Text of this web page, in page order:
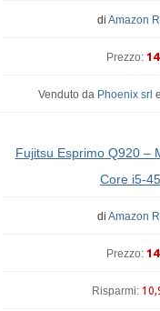
di Amazon
Prezzo:
Venduto da Phoenix srl e
Fujitsu Esprimo Q920 –
Core i5-
di Amazon
Prezzo:
Risparmi: